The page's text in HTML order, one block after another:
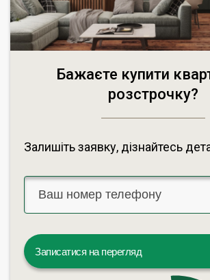
Бажаєте купити
розстрочку?
Залишіть заявку, дізнайтесь
Записатися на перегляд